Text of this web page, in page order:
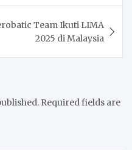
Team Ikuti LIMA
2025 di Malaysia
Required fields are